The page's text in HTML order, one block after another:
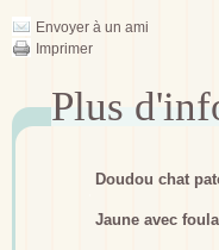
Envoyer à un ami
Imprimer
Doudou chat
Jaune avec